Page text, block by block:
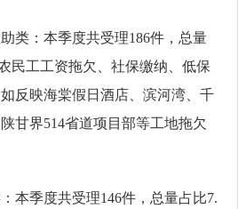
助类：本季度共受理186件，总量
民工工资拖欠、社保缴纳、低保
反映海棠假日酒店、滨河湾、千
甘界514省道项目部等工地拖欠
本季度共受理146件，总量占比7.